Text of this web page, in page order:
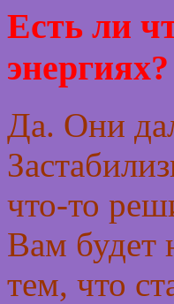
Есть ли
энергиях?
Да. Они
что-то
Вам будет
тем, что